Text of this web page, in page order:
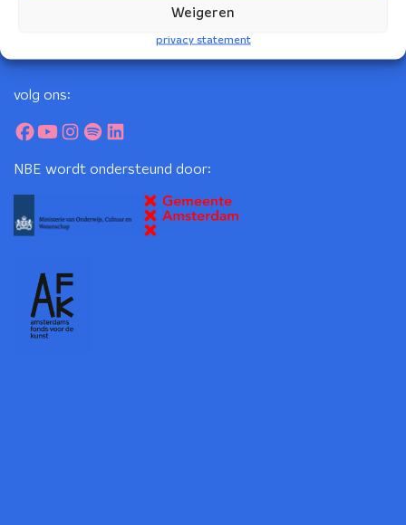
Weigeren
privacy statement
volg ons:
NBE wordt ondersteund door: